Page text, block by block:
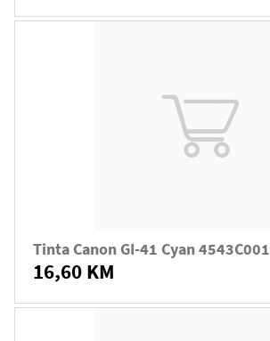
Tinta Canon GI-41 Cyan 4543C001
16,60 KM